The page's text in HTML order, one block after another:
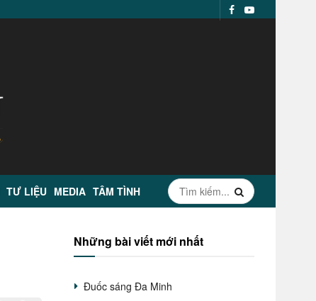
TƯ LIỆU MEDIA TÂM TÌNH
Những bài viết mới nhất
Đuốc sáng Đa Minh